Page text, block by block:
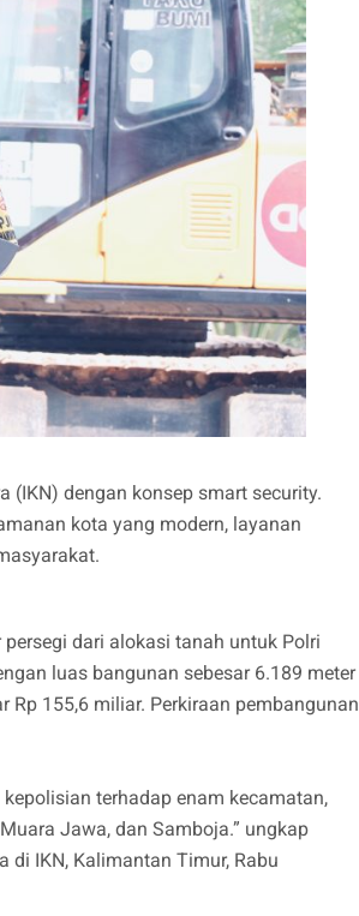
(IKN) dengan konsep smart security.
kota yang modern, layanan
dari alokasi tanah untuk Polri
luas bangunan sebesar 6.189 meter
Rp 155,6 miliar. Perkiraan pembangunan
terhadap enam kecamatan,
Jawa, dan Samboja.” ungkap
IKN, Kalimantan Timur, Rabu